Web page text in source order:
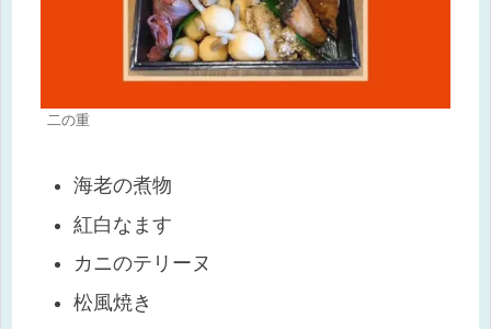
二の重
海老の煮物
紅白なます
カニのテリーヌ
松風焼き